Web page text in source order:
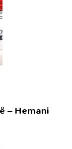
– Hemani